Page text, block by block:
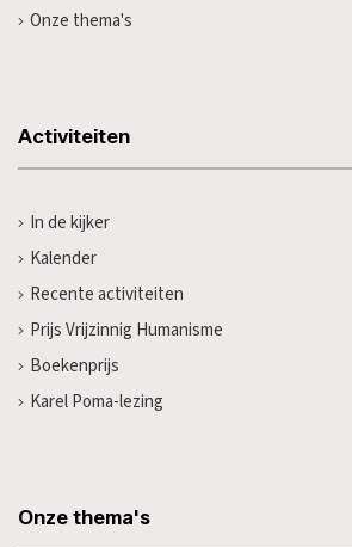
Onze thema's
Activiteiten
In de kijker
Kalender
Recente activiteiten
Prijs Vrijzinnig Humanisme
Boekenprijs
Karel Poma-lezing
Onze thema's